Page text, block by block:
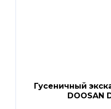
Гусеничный
DOOSAN